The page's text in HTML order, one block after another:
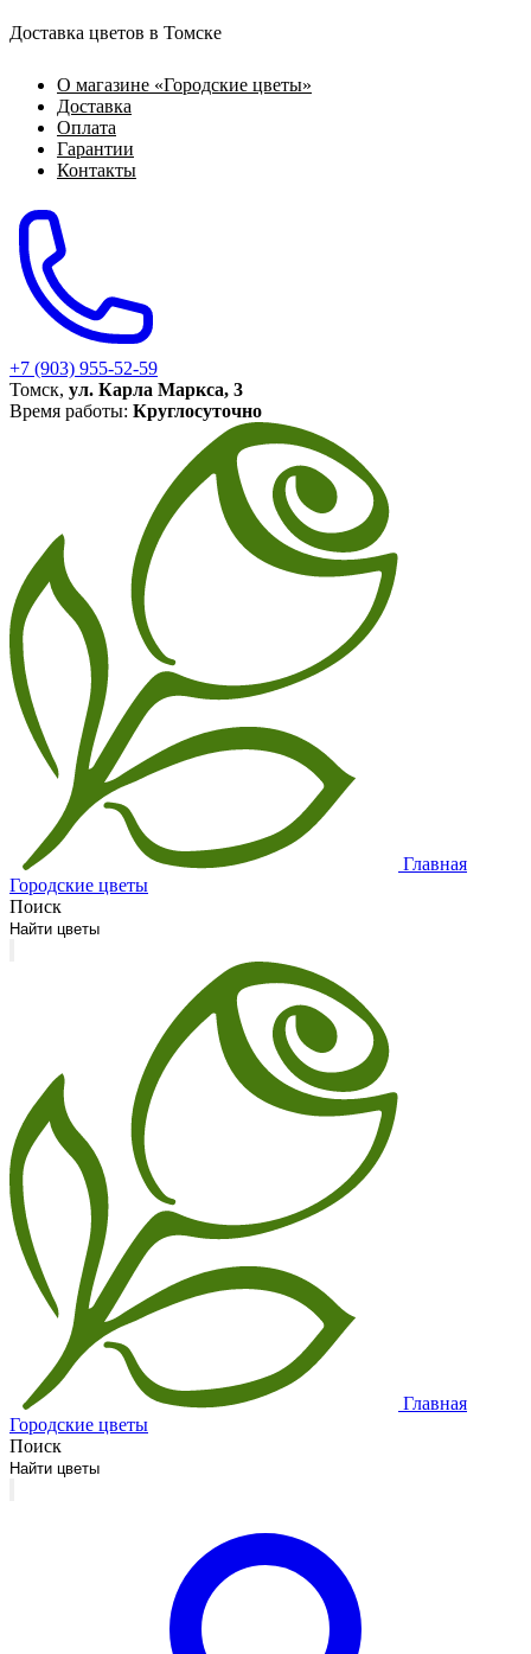
Доставка цветов в Томске
О магазине «Городские цветы»
Доставка
Оплата
Гарантии
Контакты
+7 (903) 955-52-59
Томск, ул. Карла Маркса, 3
Время работы: Круглосуточно
Главная
Городские цветы
Поиск
Главная
Городские цветы
Поиск